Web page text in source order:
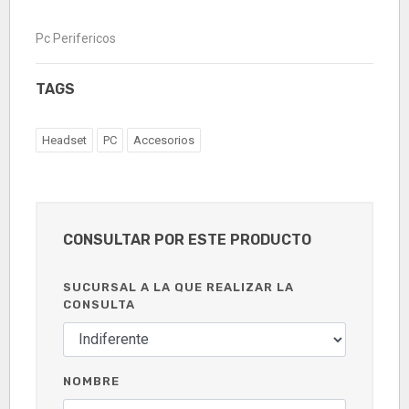
Pc Perifericos
TAGS
Headset PC Accesorios
CONSULTAR POR ESTE PRODUCTO
SUCURSAL A LA QUE REALIZAR LA
CONSULTA
NOMBRE